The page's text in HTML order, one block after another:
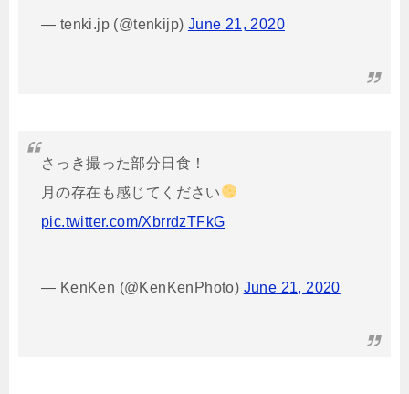
— tenki.jp (@tenkijp) June 21, 2020
さっき撮った部分日食！
月の存在も感じてください
pic.twitter.com/XbrrdzTFkG
— KenKen (@KenKenPhoto) June 21, 2020